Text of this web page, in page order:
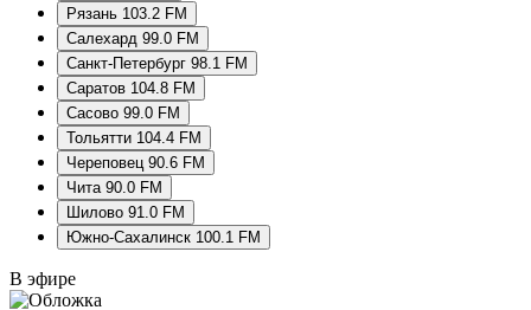
Рязань 103.2 FM
Салехард 99.0 FM
Санкт-Петербург 98.1 FM
Саратов 104.8 FM
Сасово 99.0 FM
Тольятти 104.4 FM
Череповец 90.6 FM
Чита 90.0 FM
Шилово 91.0 FM
Южно-Сахалинск 100.1 FM
В эфире